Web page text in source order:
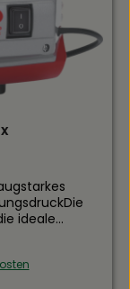
ideale
oder